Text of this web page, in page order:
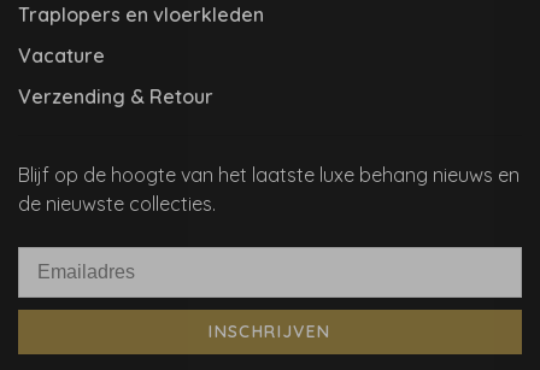
Traplopers en vloerkleden
Vacature
Verzending & Retour
Blijf op de hoogte van het laatste luxe behang nieuws en
de nieuwste collecties.
INSCHRIJVEN